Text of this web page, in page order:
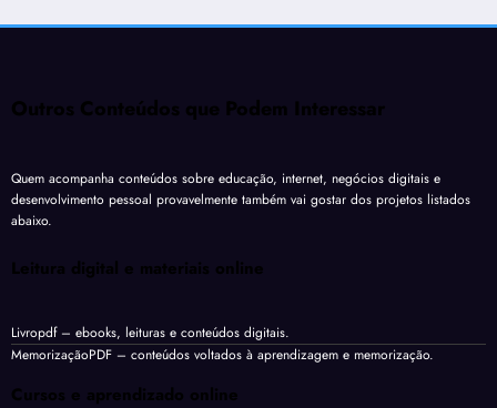
Outros Conteúdos que Podem Interessar
Quem acompanha conteúdos sobre educação, internet, negócios digitais e
desenvolvimento pessoal provavelmente também vai gostar dos projetos listados
abaixo.
Leitura digital e materiais online
Livropdf– ebooks, leituras e conteúdos digitais.
MemorizaçãoPDF – conteúdos voltados à aprendizagem e memorização.
Cursos e aprendizado online